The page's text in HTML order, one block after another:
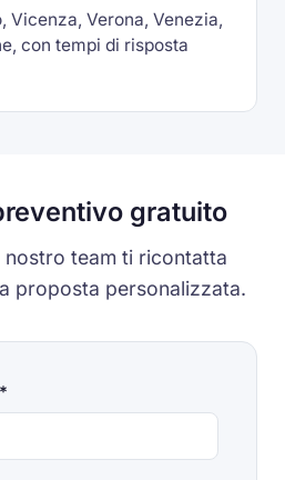
Vicenza, Verona, Venezia,
con tempi di risposta
gratuito
nostro team ti ricontatta
proposta personalizzata.